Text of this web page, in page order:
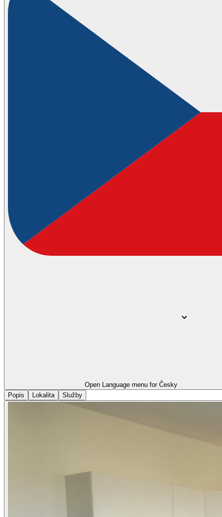
Open Language menu for Česky
Popis
Lokalita Služby